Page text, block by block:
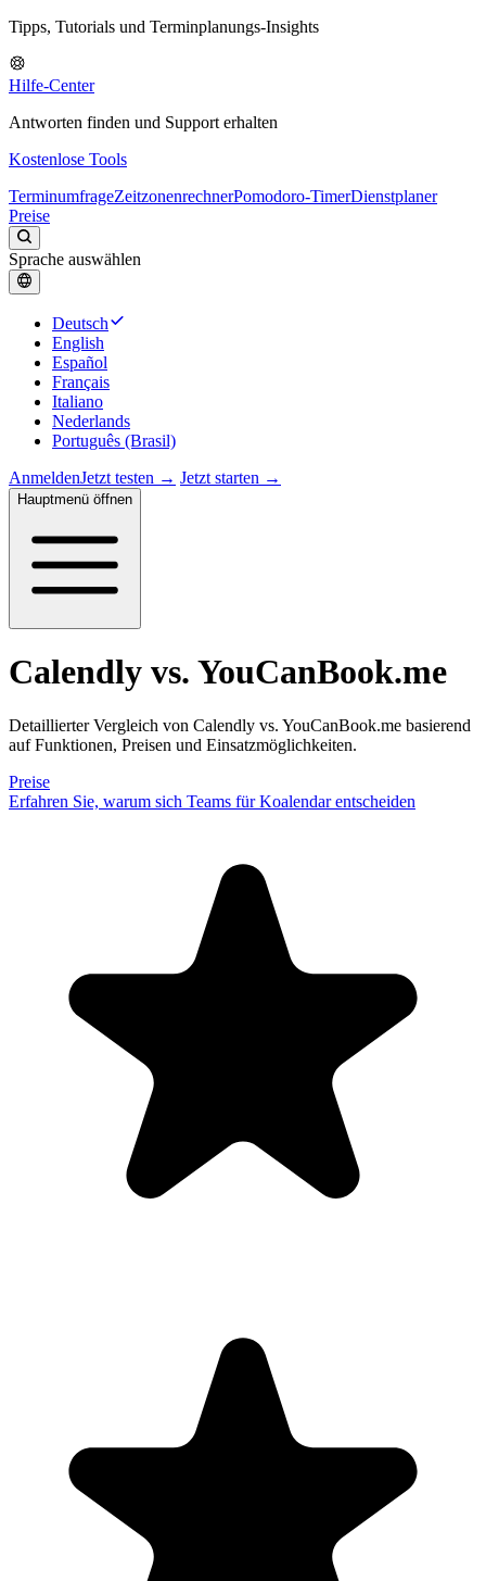
Tipps, Tutorials und Terminplanungs-Insights
Hilfe-Center
Antworten finden und Support erhalten
Kostenlose Tools
TerminumfrageZeitzonenrechnerPomodoro-TimerDienstplaner
Preise
Sprache auswählen
Deutsch
English
Español
Français
Italiano
Nederlands
Português (Brasil)
AnmeldenJetzt testen → Jetzt starten →
Hauptmenü öffnen
Calendly vs. YouCanBook.me
Detaillierter Vergleich von Calendly vs. YouCanBook.me basierend
auf Funktionen, Preisen und Einsatzmöglichkeiten.
Preise
Erfahren Sie, warum sich Teams für Koalendar entscheiden